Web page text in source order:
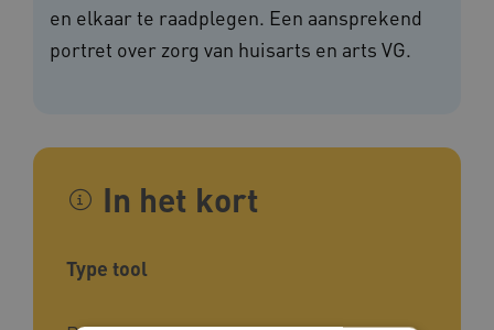
en elkaar te raadplegen. Een aansprekend
portret over zorg van huisarts en arts VG.
In het kort
Type tool